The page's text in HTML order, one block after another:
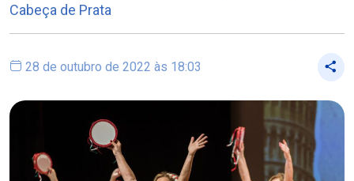
Cabeça de Prata
28 de outubro de 2022 às 18:03